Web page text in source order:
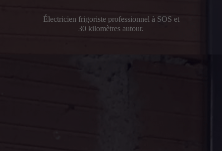
Électricien frigoriste professionnel à SOS et
30 kilomètres autour.